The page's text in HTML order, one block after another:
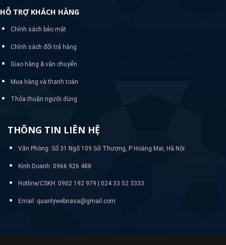
HỖ TRỢ KHÁCH HÀNG
Chính sách bảo mật
Chính sách đổi trả hàng
Giao hàng & vận chuyển
Mua hàng và thanh toán
Thỏa thuận người dùng
THÔNG TIN LIÊN HỆ
Văn Phòng: Số 31 Ngõ 109 Sở Thượng, P Hoàng Mai, Hà Nội
Kinh Doanh: 0966 926 488
Hotline/CSKH: 0902 192 979 | 024 33 52 3333
Email: quanlywebnasa@gmail.com